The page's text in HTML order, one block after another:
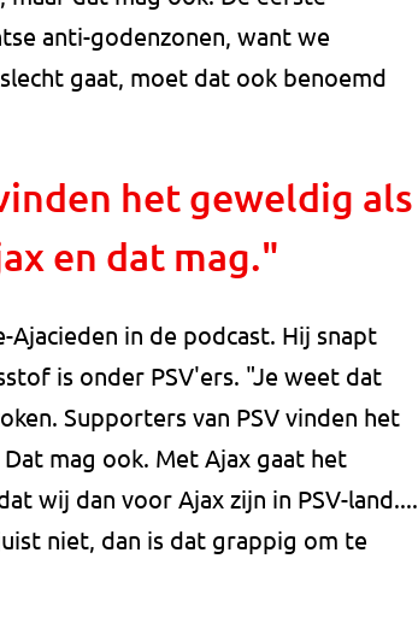
anti-godenzonen, want we
gaat, moet dat ook benoemd
het geweldig als
en dat mag."
Ajacieden in de podcast. Hij snapt
is onder PSV'ers. "Je weet dat
Supporters van PSV vinden het
mag ook. Met Ajax gaat het
wij dan voor Ajax zijn in PSV-land....
niet, dan is dat grappig om te